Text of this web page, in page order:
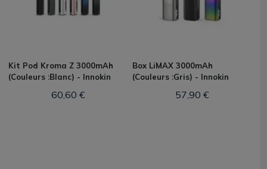
Kit Pod Kroma Z 3000mAh
(Couleurs :Blanc) - Innokin
60,60 €
Box LiMAX 3000mAh
(Couleurs :Gris) - Innokin
57,90 €